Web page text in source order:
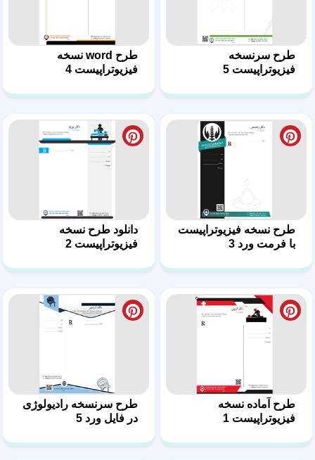
با فرمت ورد 3
فیزیوتراپیست 2
طرح آماده نسخه
فیزیوتراپیست 1
در فایل ورد 5
سرنسخه حرفه‌ای
رادیولوژی – فایل ورد 4
دانلود طرح سرنسخه
متخصص رادیولوژی 3